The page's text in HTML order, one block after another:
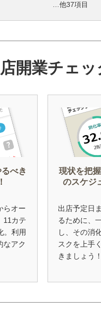
…他37項目
開業チェ
べき
らオー
11カテ
。利用
なアク
現状を把
のスケジ
出店予定日
るために、
し、その消
スクを上手
きましょう